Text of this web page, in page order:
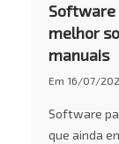
Software
melhor
manuais
Em 16/07/
Software
que ainda